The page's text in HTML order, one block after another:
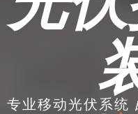
专业移动光伏系统